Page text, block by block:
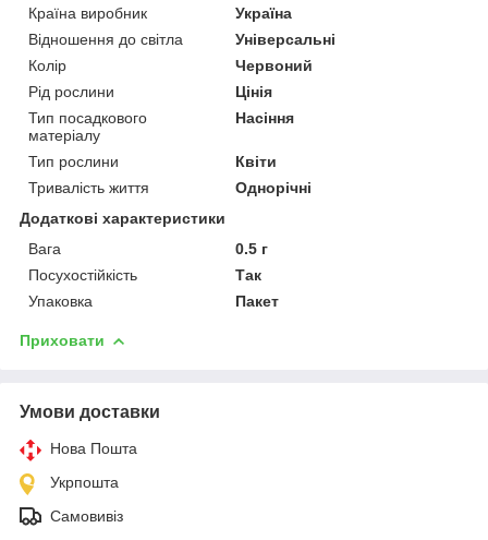
Країна виробник
Україна
Відношення до світла
Універсальні
Колір
Червоний
Рід рослини
Цінія
Тип посадкового
матеріалу
Насіння
Тип рослини
Квіти
Тривалість життя
Однорічні
Додаткові характеристики
Вага
0.5 г
Посухостійкість
Так
Упаковка
Пакет
Приховати
Умови доставки
Нова Пошта
Укрпошта
Самовивіз